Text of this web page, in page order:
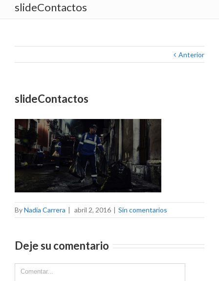
slideContactos
Anterior
slideContactos
ByNadia Carrera | abril 2, 2016 | Sin comentarios
Deje su comentario
Comment